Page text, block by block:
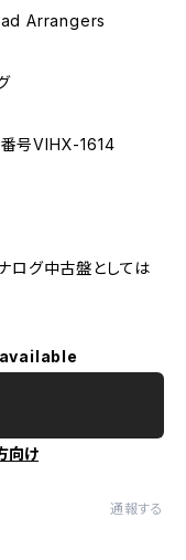
Arrangers
番号VIHX-1614
ログ中古盤としては
向け
通報する